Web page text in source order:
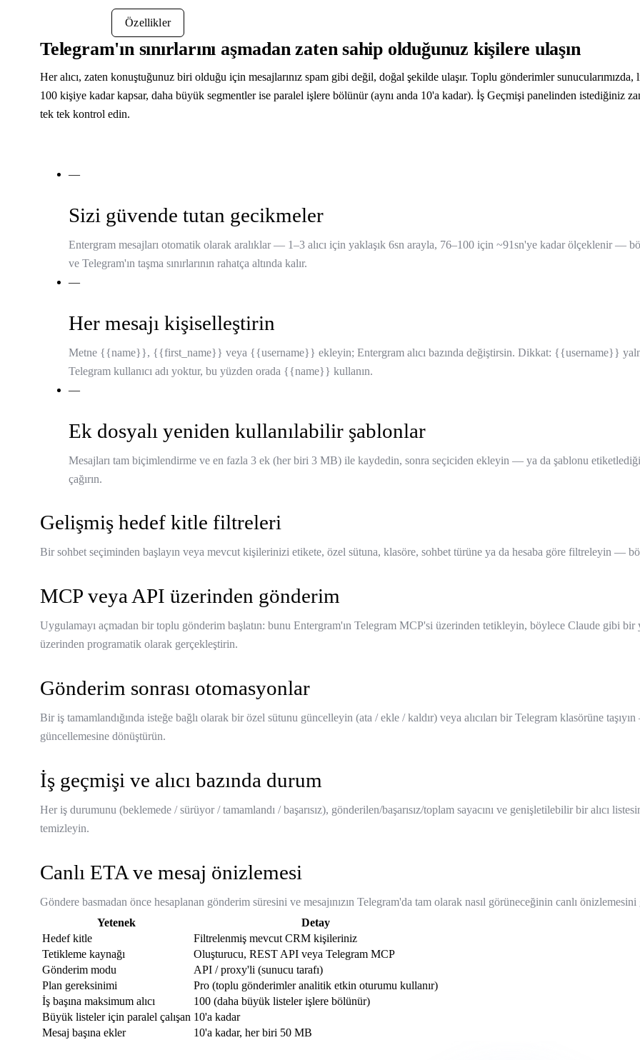
Özellikler
Telegram'ın sınırlarını aşmadan zaten sahip olduğunuz kişilere ulaşın
Her alıcı, zaten konuştuğunuz biri olduğu için mesajlarınız spam gibi değil, doğal şekilde ulaşır. Toplu gönderimler
100 kişiye kadar kapsar, daha büyük segmentler ise paralel işlere bölünür (aynı anda 10'a kadar). İş Geçmişi panelinden istediğiniz
tek tek kontrol edin.
—
Sizi güvende tutan gecikmeler
Entergram mesajları otomatik olarak aralıklar — 1–3 alıcı için yaklaşık 6sn arayla, 76–100 için ~91sn'ye kadar ölçeklenir —
ve Telegram'ın taşma sınırlarının rahatça altında kalır.
—
Her mesajı kişiselleştirin
Metne {{name}}, {{first_name}} veya {{username}} ekleyin; Entergram alıcı bazında değiştirsin. Dikkat: {{username}}
Telegram kullanıcı adı yoktur, bu yüzden orada {{name}} kullanın.
—
Ek dosyalı yeniden kullanılabilir şablonlar
Mesajları tam biçimlendirme ve en fazla 3 ek (her biri 3 MB) ile kaydedin, sonra seçiciden ekleyin — ya da şablonu
çağırın.
Gelişmiş hedef kitle filtreleri
Bir sohbet seçiminden başlayın veya mevcut kişilerinizi etikete, özel sütuna, klasöre, sohbet türüne ya da hesaba göre filtreleyin —
MCP veya API üzerinden gönderim
Uygulamayı açmadan bir toplu gönderim başlatın: bunu Entergram'ın Telegram MCP'si üzerinden tetikleyin, böylece Claude gibi
üzerinden programatik olarak gerçekleştirin.
Gönderim sonrası otomasyonlar
Bir iş tamamlandığında isteğe bağlı olarak bir özel sütunu güncelleyin (ata / ekle / kaldır) veya alıcıları bir Telegram klasörüne
güncellemesine dönüştürün.
İş geçmişi ve alıcı bazında durum
Her iş durumunu (beklemede / sürüyor / tamamlandı / başarısız), gönderilen/başarısız/toplam sayacını ve genişletilebilir bir alıcı
temizleyin.
Canlı ETA ve mesaj önizlemesi
Göndere basmadan önce hesaplanan gönderim süresini ve mesajınızın Telegram'da tam olarak nasıl görüneceğinin canlı önizlemesini
Yetenek
Detay
Hedef kitle
Filtrelenmiş mevcut CRM kişileriniz
Tetikleme kaynağı
Oluşturucu, REST API veya Telegram MCP
Gönderim modu
API / proxy'li (sunucu tarafı)
Plan gereksinimi
Pro (toplu gönderimler analitik etkin oturumu kullanır)
İş başına maksimum alıcı
100 (daha büyük listeler işlere bölünür)
Büyük listeler için paralel çalışan 10'a kadar
Mesaj başına ekler
10'a kadar, her biri 50 MB